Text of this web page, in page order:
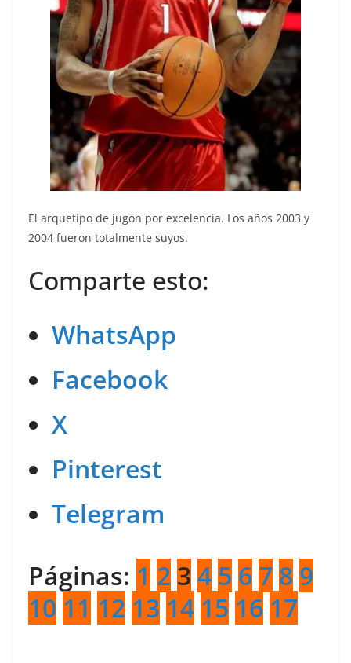
El arquetipo de jugón por excelencia. Los años 2003 y
2004 fueron totalmente suyos.
Comparte esto:
WhatsApp
Facebook
X
Pinterest
Telegram
Páginas: 1 2 3 4 5 6 7 8 9
10 11 12 13 14 15 16 17